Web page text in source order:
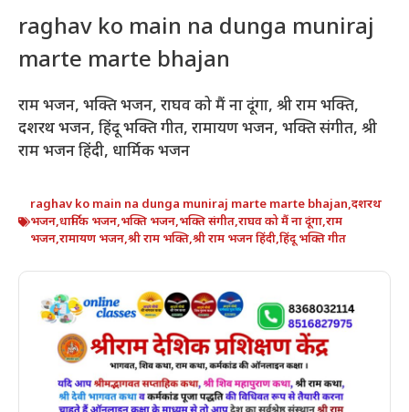
raghav ko main na dunga muniraj
marte marte bhajan
राम भजन, भक्ति भजन, राघव को मैं ना दूंगा, श्री राम भक्ति,
दशरथ भजन, हिंदू भक्ति गीत, रामायण भजन, भक्ति संगीत, श्री
राम भजन हिंदी, धार्मिक भजन
raghav ko main na dunga muniraj marte marte bhajan,दशरथ
भजन,धार्मिक भजन,भक्ति भजन,भक्ति संगीत,राघव को मैं ना दूंगा,राम
भजन,रामायण भजन,श्री राम भक्ति,श्री राम भजन हिंदी,हिंदू भक्ति गीत